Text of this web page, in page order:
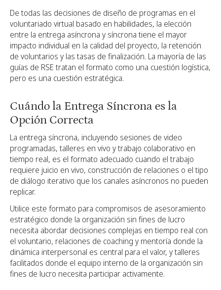
De todas las decisiones de diseño de programas en el
voluntariado virtual basado en habilidades, la elección
entre la entrega asíncrona y síncrona tiene el mayor
impacto individual en la calidad del proyecto, la retención
de voluntarios y las tasas de finalización. La mayoría de las
guías de RSE tratan el formato como una cuestión logística,
pero es una cuestión estratégica.
Cuándo la Entrega Síncrona es la
Opción Correcta
La entrega síncrona, incluyendo sesiones de video
programadas, talleres en vivo y trabajo colaborativo en
tiempo real, es el formato adecuado cuando el trabajo
requiere juicio en vivo, construcción de relaciones o el tipo
de diálogo iterativo que los canales asíncronos no pueden
replicar.
Utilice este formato para compromisos de asesoramiento
estratégico donde la organización sin fines de lucro
necesita abordar decisiones complejas en tiempo real con
el voluntario, relaciones de coaching y mentoría donde la
dinámica interpersonal es central para el valor, y talleres
facilitados donde el equipo interno de la organización sin
fines de lucro necesita participar activamente.